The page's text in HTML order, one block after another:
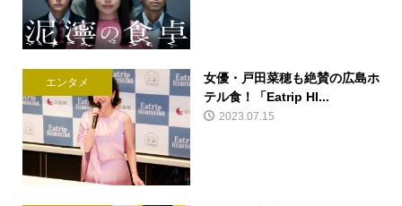
エンタメ
女優・戸田菜穂も絶賛の広島ホ
テル食！「Eatrip HI...
2023.07.15